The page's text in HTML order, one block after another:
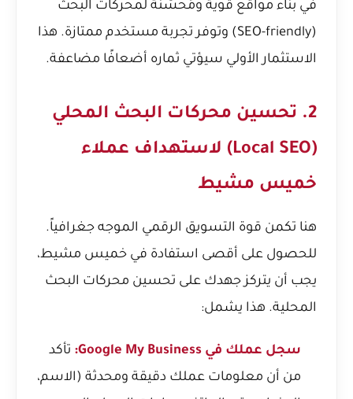
في بناء مواقع قوية ومُحسّنة لمحركات البحث
(SEO-friendly) وتوفر تجربة مستخدم ممتازة. هذا
الاستثمار الأولي سيؤتي ثماره أضعافًا مضاعفة.
2. تحسين محركات البحث المحلي
(Local SEO) لاستهداف عملاء
خميس مشيط
هنا تكمن قوة التسويق الرقمي الموجه جغرافياً.
للحصول على أقصى استفادة في خميس مشيط،
يجب أن يتركز جهدك على تحسين محركات البحث
المحلية. هذا يشمل:
سجل عملك في Google My Business:
تأكد
من أن معلومات عملك دقيقة ومحدثة (الاسم،